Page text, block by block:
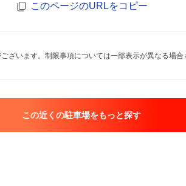
このページのURLをコピー
ざいます。制限事項については一部表示が異なる場合
この近くの駐車場をもっと探す